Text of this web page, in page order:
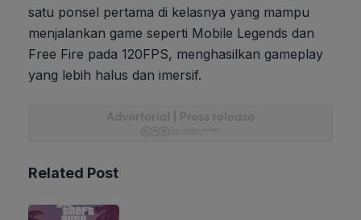
satu ponsel pertama di kelasnya yang mampu
menjalankan game seperti Mobile Legends dan
Free Fire pada 120FPS, menghasilkan gameplay
yang lebih halus dan imersif.
Related Post